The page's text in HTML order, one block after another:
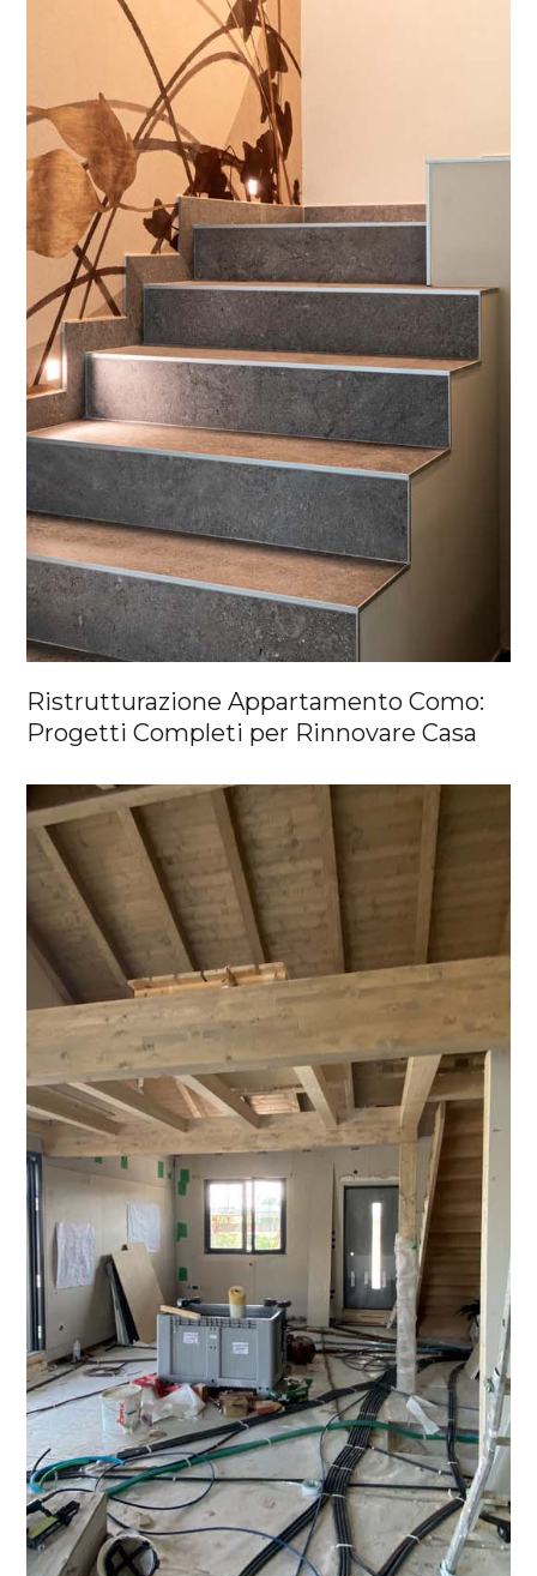
Ristrutturazione Appartamento Como:
Progetti Completi per Rinnovare Casa